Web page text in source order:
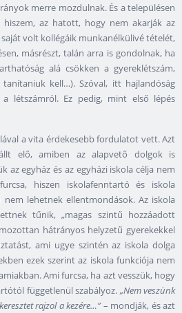
merre mozdulnak. És a településen
hiszem, az hatott, hogy nem akarják az
volt kollégáik munkanélkülivé tételét,
másrészt, talán arra is gondolnak, ha
alá csökken a gyereklétszám,
kell…). Szóval, itt hajlandóság
létszámról. Ez pedig, mint első lépés
a vita érdekesebb fordulatot vett. Azt
elő, amiben az alapvető dolgok is
az egyház és az egyházi iskola célja nem
hiszen iskolafenntartó és iskola
lehetnek ellentmondások. Az iskola
tűnik, „magas szintű hozzáadott
hátrányos helyzetű gyerekekkel
ami ugye szintén az iskola dolga
ezek szerint az iskola funkciója nem
Ami furcsa, ha azt vesszük, hogy
függetlenül szabályoz. „Nem veszünk
rajzol a kezére…”– mondják, és azt